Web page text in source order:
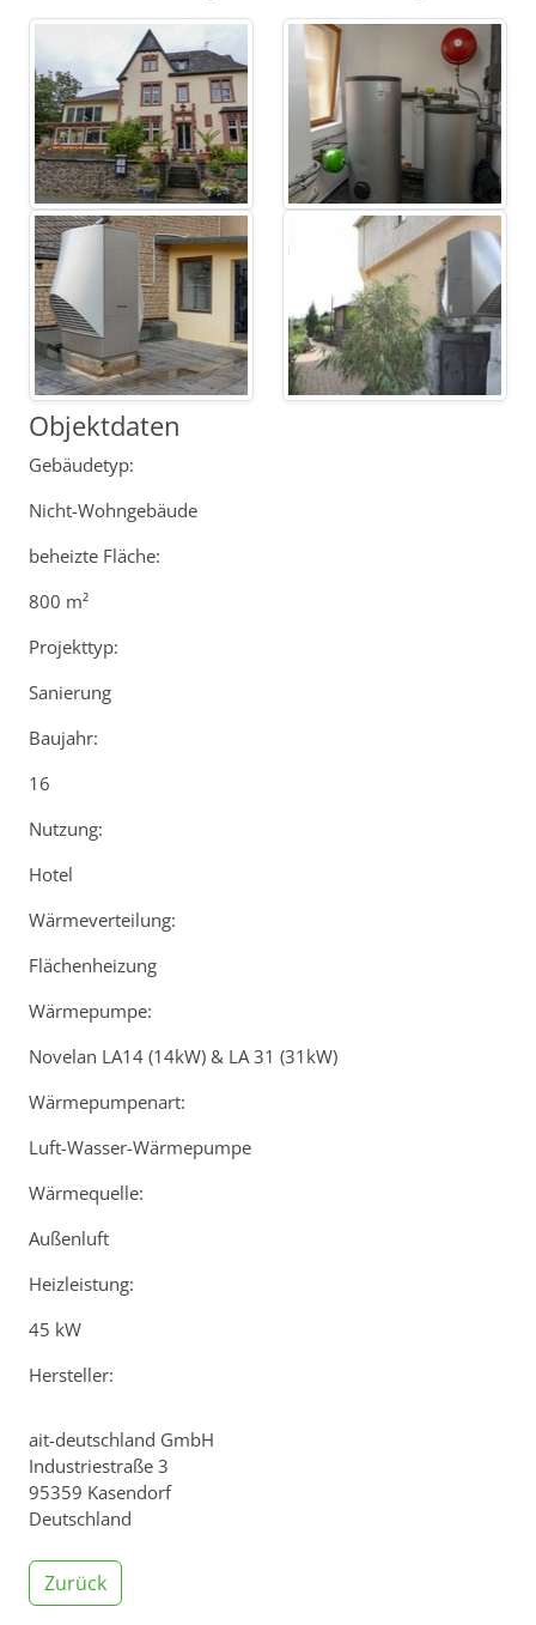
Objektdaten
Gebäudetyp:
Nicht-Wohngebäude
beheizte Fläche:
800 m²
Projekttyp:
Sanierung
Baujahr:
16
Nutzung:
Hotel
Wärmeverteilung:
Flächenheizung
Wärmepumpe:
Novelan LA14 (14kW) & LA 31 (31kW)
Wärmepumpenart:
Luft-Wasser-Wärmepumpe
Wärmequelle:
Außenluft
Heizleistung:
45 kW
Hersteller:
ait-deutschland GmbH
Industriestraße 3
95359 Kasendorf
Deutschland
Zurück